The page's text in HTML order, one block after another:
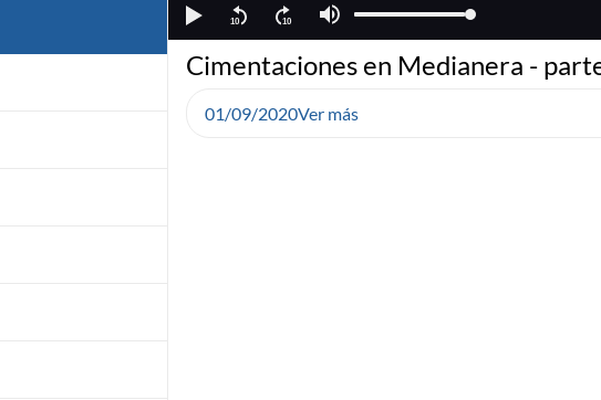
Cimentaciones en Medianera -
01/09/2020Ver más